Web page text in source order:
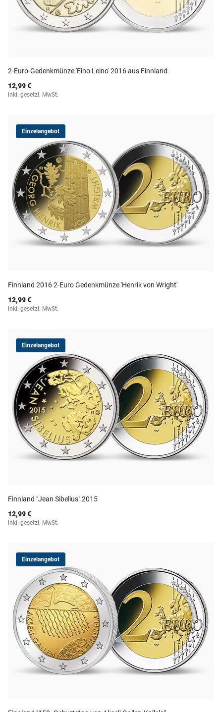
2-Euro-Gedenkmünze 'Eino Leino' 2016 aus Finnland
12,99 €
inkl. gesetzl. MwSt.
Einzelangebot
Finnland 2016 2-Euro Gedenkmünze 'Henrik von Wright'
12,99 €
inkl. gesetzl. MwSt.
Einzelangebot
Finnland "Jean Sibelius" 2015
12,99 €
inkl. gesetzl. MwSt.
Einzelangebot